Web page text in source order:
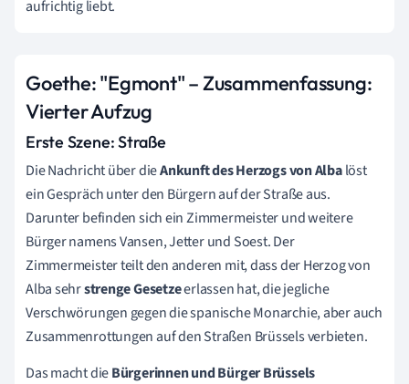
aufrichtig liebt.
Goethe: "Egmont" – Zusammenfassung:
Vierter Aufzug
Erste Szene: Straße
Die Nachricht über dieAnkunft des Herzogs von Albalöst
ein Gespräch unter den Bürgern auf der Straße aus.
Darunter befinden sich ein Zimmermeister und weitere
Bürger namens Vansen, Jetter und Soest. Der
Zimmermeister teilt den anderen mit, dass der Herzog von
Alba sehrstrenge Gesetzeerlassen hat, die jegliche
Verschwörungen gegen die spanische Monarchie, aber auch
Zusammenrottungen auf den Straßen Brüssels verbieten.
Das macht dieBürgerinnen und Bürger Brüssels